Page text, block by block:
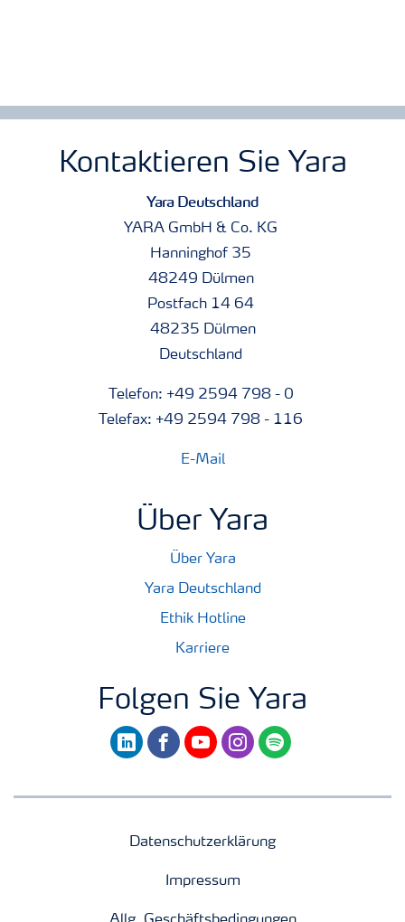
Kontaktieren Sie Yara
Yara Deutschland
YARA GmbH & Co. KG
Hanninghof 35
48249 Dülmen
Postfach 14 64
48235 Dülmen
Deutschland
Telefon: +49 2594 798 - 0
Telefax: +49 2594 798 - 116
E-Mail
Über Yara
Über Yara
Yara Deutschland
Ethik Hotline
Karriere
Folgen Sie Yara
linkedinfacebookyoutubeinstagram
spotify
Datenschutzerklärung
Impressum